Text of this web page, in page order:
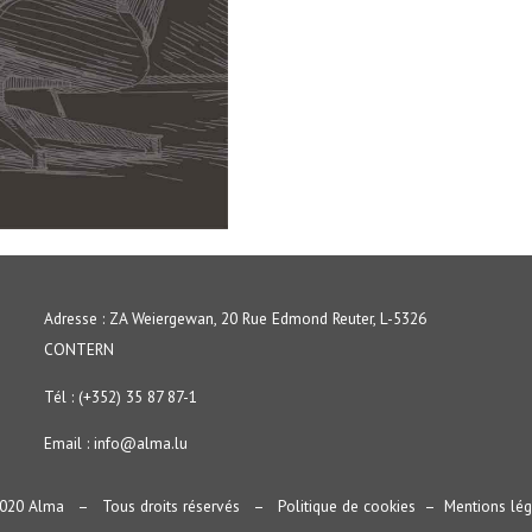
Adresse : ZA Weiergewan, 20 Rue Edmond Reuter, L-5326
CONTERN
Tél : (+352) 35 87 87-1
Email :info@alma.lu
Alma – Tous droits réservés – Politique de cookies – Mentions